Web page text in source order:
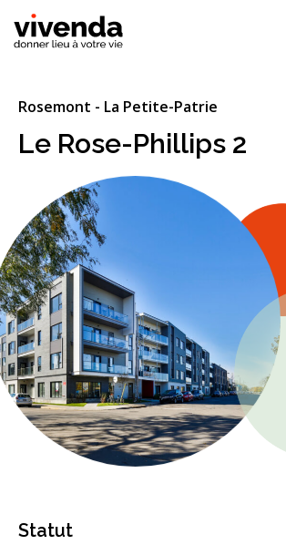
Rosemont - La Petite-Patrie
Le Rose-Phillips 2
Statut